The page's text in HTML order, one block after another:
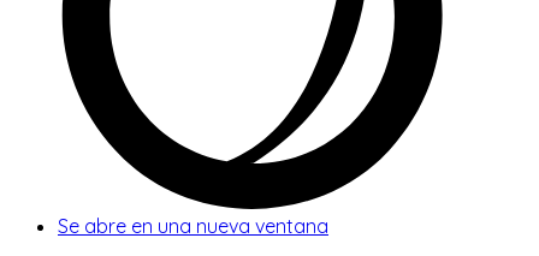
Se abre en una nueva ventana